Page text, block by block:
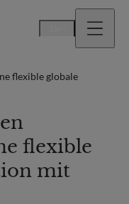
flexible globale
flexible
mit